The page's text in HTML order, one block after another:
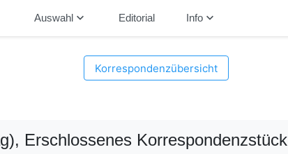
Auswahlkeyboard_arrow_down Editorial Infokeyboard_arrow_down
Korrespondenzübersicht
, Erschlossenes Korrespondenzstück